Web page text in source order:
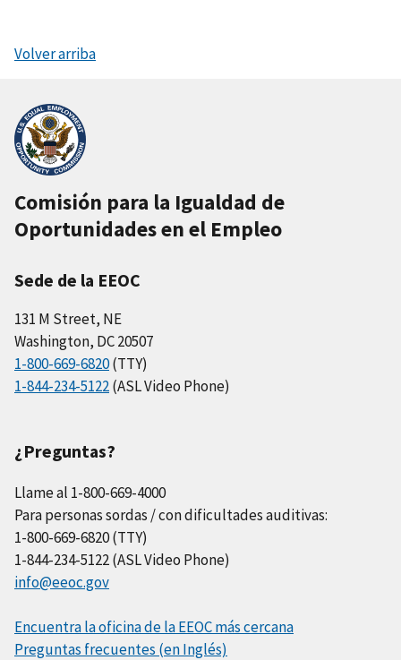
Volver arriba
Comisión para la Igualdad de
Oportunidades en el Empleo
Sede de la EEOC
131 M Street, NE
Washington, DC 20507
1-800-669-6820(TTY)
1-844-234-5122(ASL Video Phone)
¿Preguntas?
Llame al 1-800-669-4000
Para personas sordas / con dificultades auditivas:
1-800-669-6820 (TTY)
1-844-234-5122 (ASL Video Phone)
info@eeoc.gov
Encuentra la oficina de la EEOC más cercana
Preguntas frecuentes (en Inglés)